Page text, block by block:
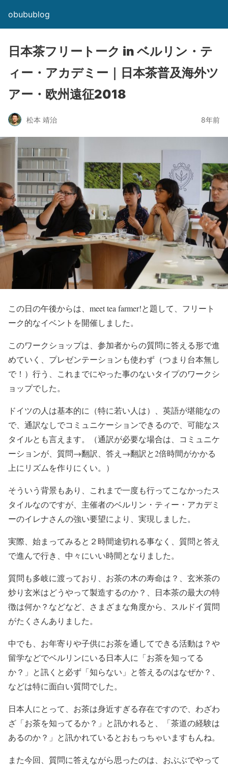
obubublog
日本茶フリートーク in ベルリン・テ
ィー・アカデミー｜日本茶普及海外ツ
アー・欧州遠征2018
松本 靖治 8年前
この日の午後からは、meet tea farmer!と題して、フリート
ーク的なイベントを開催しました。
このワークショップは、参加者からの質問に答える形で進
めていく、プレゼンテーションも使わず（つまり台本無し
で！）行う、これまでにやった事のないタイプのワークシ
ョップでした。
ドイツの人は基本的に（特に若い人は）、英語が堪能なの
で、通訳なしでコミュニケーションできるので、可能なス
タイルとも言えます。（通訳が必要な場合は、コミュニケ
ーションが、質問→翻訳、答え→翻訳と2倍時間がかかる
上にリズムを作りにくい。）
そういう背景もあり、これまで一度も行ってこなかったス
タイルなのですが、主催者のベルリン・ティー・アカデミ
ーのイレナさんの強い要望により、実現しました。
実際、始まってみると２時間途切れる事なく、質問と答え
で進んで行き、中々にいい時間となりました。
質問も多岐に渡っており、お茶の木の寿命は？、玄米茶の
炒り玄米はどうやって製造するのか？、日本茶の最大の特
徴は何か？などなど、さまざまな角度から、スルドイ質問
がたくさんありました。
中でも、お年寄りや子供にお茶を通してできる活動は？や
留学などでベルリンにいる日本人に「お茶を知ってる
か？」と訊くと必ず「知らない」と答えるのはなぜか？、
などは特に面白い質問でした。
日本人にとって、お茶は身近すぎる存在ですので、わざわ
ざ「お茶を知ってるか？」と訊かれると、「茶道の経験は
あるのか？」と訊かれているとおもっちゃいますもんね。
また今回、質問に答えながら思ったのは、おぶぶでやって